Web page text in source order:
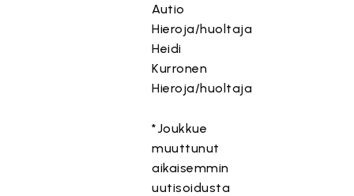
Autio
Hieroja/huoltaja
Heidi
Kurronen
Hieroja/huoltaja
*Joukkue
muuttunut
aikaisemmin
uutisoidusta